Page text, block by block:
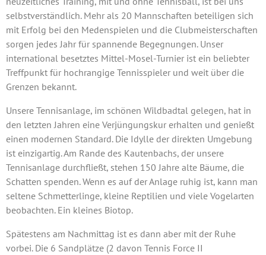
selbstverständlich. Mehr als 20 Mannschaften beteiligen sich
mit Erfolg bei den Medenspielen und die Clubmeisterschaften
sorgen jedes Jahr für spannende Begegnungen. Unser
international besetztes Mittel-Mosel-Turnier ist ein beliebter
Treffpunkt für hochrangige Tennisspieler und weit über die
Grenzen bekannt.
Unsere Tennisanlage, im schönen Wildbadtal gelegen, hat in
den letzten Jahren eine Verjüngungskur erhalten und genießt
einen modernen Standard. Die Idylle der direkten Umgebung
ist einzigartig. Am Rande des Kautenbachs, der unsere
Tennisanlage durchfließt, stehen 150 Jahre alte Bäume, die
Schatten spenden. Wenn es auf der Anlage ruhig ist, kann man
seltene Schmetterlinge, kleine Reptilien und viele Vogelarten
beobachten. Ein kleines Biotop.
Spätestens am Nachmittag ist es dann aber mit der Ruhe
vorbei. Die 6 Sandplätze (2 davon Tennis Force II